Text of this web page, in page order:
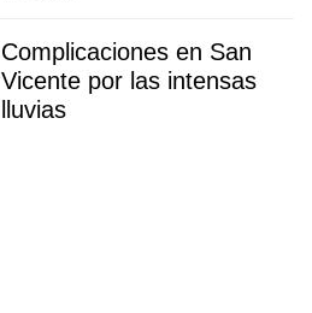
Complicaciones en San
Vicente por las intensas
lluvias